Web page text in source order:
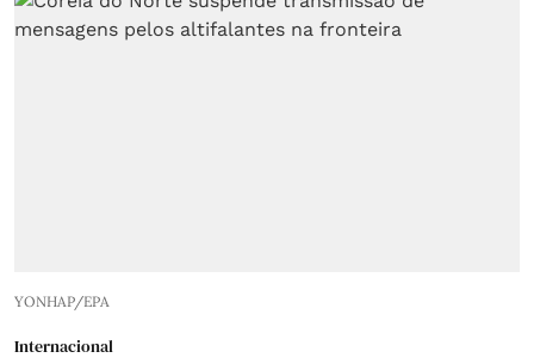
YONHAP/EPA
Internacional